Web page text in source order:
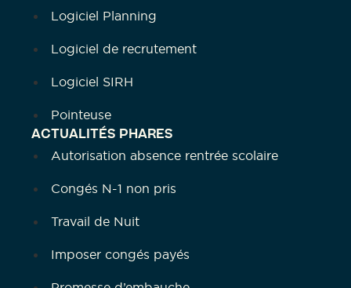
Logiciel Planning
Logiciel de recrutement
Logiciel SIRH
Pointeuse
ACTUALITÉS PHARES
Autorisation absence rentrée scolaire
Congés N-1 non pris
Travail de Nuit
Imposer congés payés